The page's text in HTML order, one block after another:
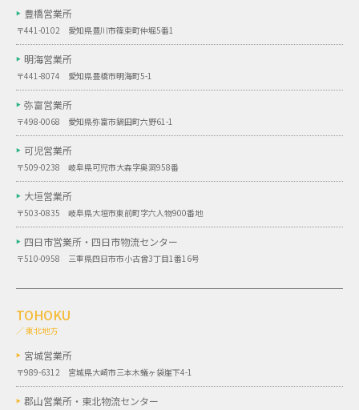
豊橋営業所
〒441-0102 愛知県豊川市篠束町仲堀5番1
明海営業所
〒441-8074 愛知県豊橋市明海町5-1
弥富営業所
〒498-0068 愛知県弥富市鍋田町六野61-1
可児営業所
〒509-0238 岐阜県可児市大森字奥洞958番
大垣営業所
〒503-0835 岐阜県大垣市東前町字六人物900番地
四日市営業所・ 四日市物流センター
〒510-0958 三重県四日市市小古曾3丁目1番16号
TOHOKU
／ 東北地方
宮城営業所
〒989-6312 宮城県大崎市三本木蟻ヶ袋崖下4-1
郡山営業所・ 東北物流センター